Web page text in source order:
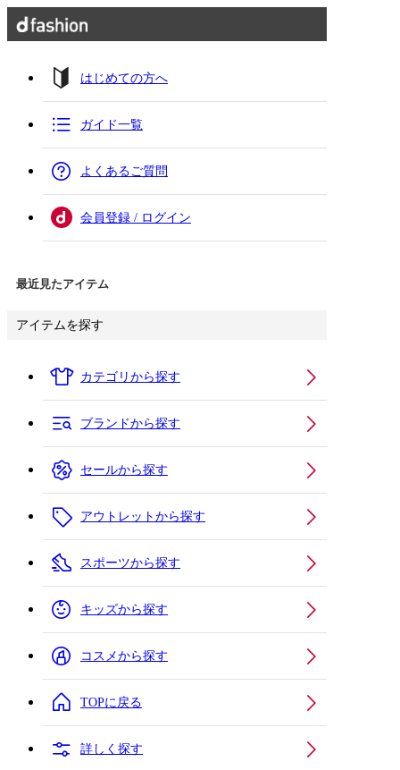
はじめての方へ
ガイド一覧
よくあるご質問
会員登録 / ログイン
最近見たアイテム
アイテムを探す
カテゴリから探す
ブランドから探す
セールから探す
アウトレットから探す
スポーツから探す
キッズから探す
コスメから探す
TOPに戻る
詳しく探す